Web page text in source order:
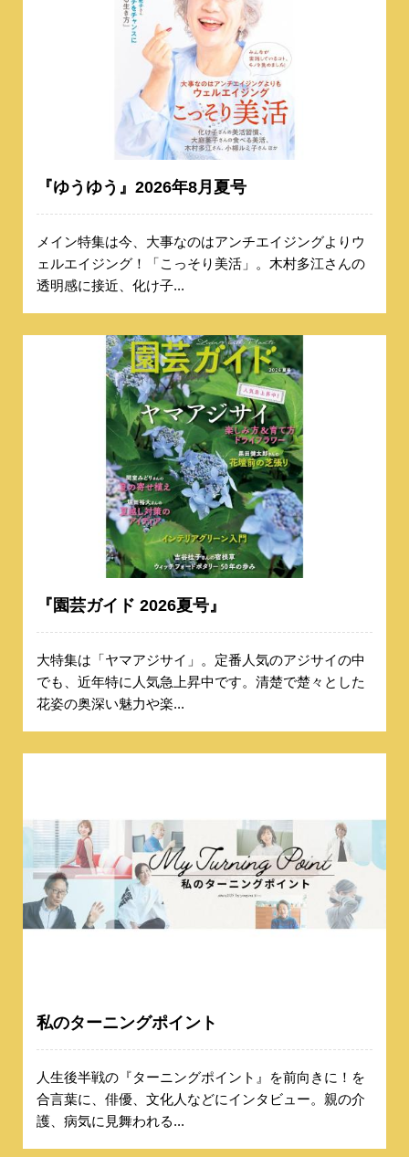
『ゆうゆう』2026年8月夏号
メイン特集は今、大事なのはアンチエイジングよりウ
ェルエイジング！「こっそり美活」。木村多江さんの
透明感に接近、化け子...
『園芸ガイド 2026夏号』
大特集は「ヤマアジサイ」。定番人気のアジサイの中
でも、近年特に人気急上昇中です。清楚で楚々とした
花姿の奥深い魅力や楽...
私のターニングポイント
人生後半戦の『ターニングポイント』を前向きに！を
合言葉に、俳優、文化人などにインタビュー。親の介
護、病気に見舞われる...